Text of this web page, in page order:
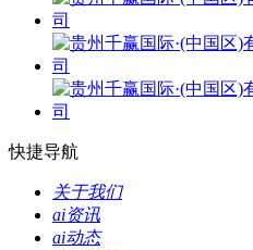
快捷导航
关于我们
ai资讯
ai动态